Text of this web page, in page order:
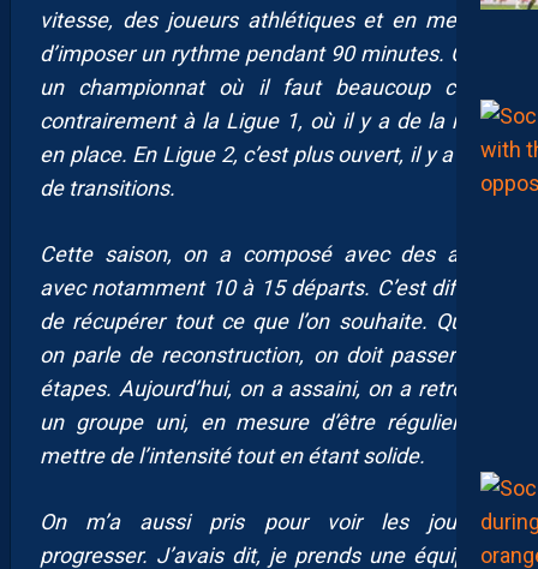
vitesse, des joueurs athlétiques et en mesure
d’imposer un rythme pendant 90 minutes. C’est
un championnat où il faut beaucoup courir
contrairement à la Ligue 1, où il y a de la mise
en place. En Ligue 2, c’est plus ouvert, il y a plus
de transitions.
Cette saison, on a composé avec des aléas
avec notamment 10 à 15 départs. C’est difficile
de récupérer tout ce que l’on souhaite. Quand
on parle de reconstruction, on doit passer des
étapes. Aujourd’hui, on a assaini, on a retrouvé
un groupe uni, en mesure d’être régulier, de
mettre de l’intensité tout en étant solide.
On m’a aussi pris pour voir les joueurs
progresser. J’avais dit, je prends une équipe à